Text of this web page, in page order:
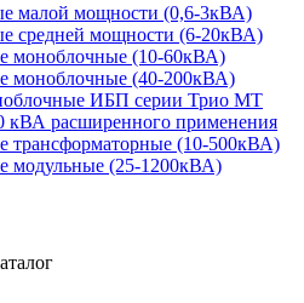
малой мощности (0,6-3кВА)
средней мощности (6-20кВА)
моноблочные (10-60кВА)
моноблочные (40-200кВА)
ИБП серии Трио МТ
кВА расширенного применения
трансформаторные (10-500кВА)
модульные (25-1200кВА)